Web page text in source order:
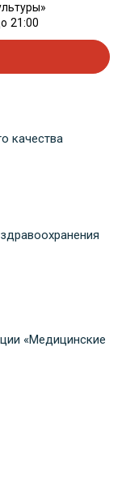
21:00
качества
«Медицинские